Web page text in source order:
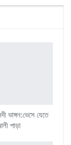
ভাঙ্গন:ভেসে যেতে
পাড়া